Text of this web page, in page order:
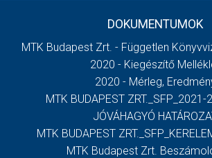
DOKUMENTUMOK
MTK Budapest Zrt. - Független
2020 - Kiegészítő
2020 - Mérleg,
MTK BUDAPEST
JÓVÁHAGYÓ
MTK BUDAPEST
MTK Budapest Zrt.